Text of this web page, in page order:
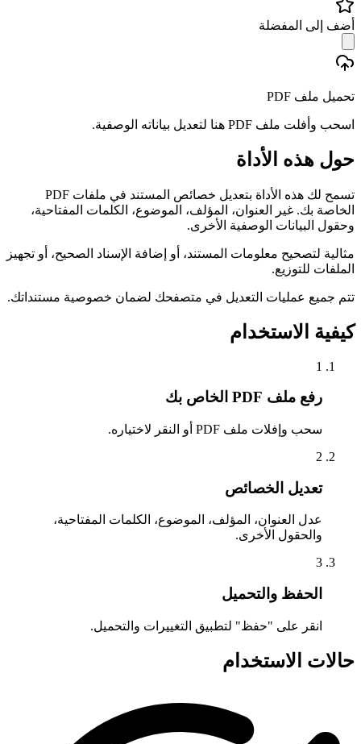
أضف إلى المفضلة
تحميل ملف PDF
اسحب وأفلت ملف PDF هنا لتعديل بياناته الوصفية.
حول هذه الأداة
تسمح لك هذه الأداة بتعديل خصائص المستند في ملفات PDF
الخاصة بك. غير العنوان، المؤلف، الموضوع، الكلمات المفتاحية،
وحقول البيانات الوصفية الأخرى.
مثالية لتصحيح معلومات المستند، أو إضافة الإسناد الصحيح، أو تجهيز
الملفات للتوزيع.
تتم جميع عمليات التعديل في متصفحك لضمان خصوصية مستنداتك.
كيفية الاستخدام
1
رفع ملف PDF الخاص بك
سحب وإفلات ملف PDF أو النقر لاختياره.
2
تعديل الخصائص
عدل العنوان، المؤلف، الموضوع، الكلمات المفتاحية،
والحقول الأخرى.
3
الحفظ والتحميل
انقر على "حفظ" لتطبيق التغييرات والتحميل.
حالات الاستخدام